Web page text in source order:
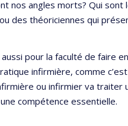
nos angles morts? Qui
des théoriciennes qui
pour la faculté de faire
infirmière, comme
ou infirmier va traiter
compétence essentielle.